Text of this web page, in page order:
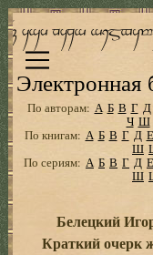
Электронная
По авторам: А Б В Г Д
Ч Ш
По книгам: А Б В Г Д Е
Ш
По сериям: А Б В Г Д Е
Ш
Белецкий
Краткий очерк